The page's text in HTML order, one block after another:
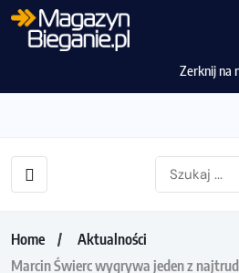
Zerknij na
Home
Aktualności
Marcin Świerc wygrywa jeden z